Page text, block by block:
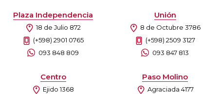
Plaza Independencia
18 de Julio 872
(+598) 2901 0765
093 848 809
Unión
8 de Octubre 3786
(+598) 2509 3127
093 847 813
Centro
Ejido 1368
Paso Molino
Agraciada 4177